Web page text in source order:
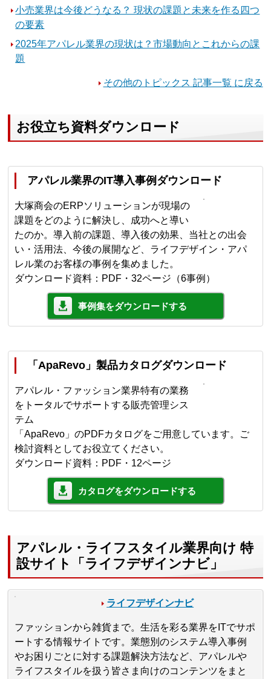
小売業界は今後どうなる？ 現状の課題と未来を作る四つ
の要素
2025年アパレル業界の現状は？市場動向とこれからの課
題
その他のトピックス 記事一覧 に戻る
お役立ち資料ダウンロード
アパレル業界のIT導入事例ダウンロード
大塚商会のERPソリューションが現場の
課題をどのように解決し、成功へと導い
たのか。導入前の課題、導入後の効果、当社との出会
い・活用法、今後の展開など、ライフデザイン・アパ
レル業のお客様の事例を集めました。
ダウンロード資料：PDF・32ページ（6事例）
事例集をダウンロードする
「ApaRevo」製品カタログダウンロード
アパレル・ファッション業界特有の業務
をトータルでサポートする販売管理シス
テム
「ApaRevo」のPDFカタログをご用意しています。ご
検討資料としてお役立てください。
ダウンロード資料：PDF・12ページ
カタログをダウンロードする
アパレル・ライフスタイル業界向け 特
設サイト「ライフデザインナビ」
ライフデザインナビ
ファッションから雑貨まで。生活を彩る業界をITでサポ
ートする情報サイトです。業態別のシステム導入事例
やお困りごとに対する課題解決方法など、アパレルや
ライフスタイルを扱う皆さま向けのコンテンツをまと